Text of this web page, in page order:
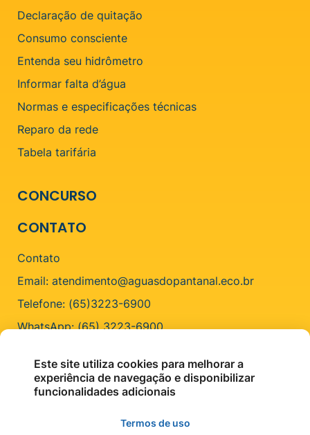
Declaração de quitação
Consumo consciente
Entenda seu hidrômetro
Informar falta d’água
Normas e especificações técnicas
Reparo da rede
Tabela tarifária
CONCURSO
CONTATO
Contato
Email: atendimento@aguasdopantanal.eco.br
Telefone: (65)3223-6900
WhatsApp: (65) 3223-6900
ENDEREÇO
R. Cel. Faria, 100 - Centro, Cáceres - MT, 78210-206
Este site utiliza cookies para melhorar a
experiência de navegação e disponibilizar
funcionalidades adicionais
Termos de uso